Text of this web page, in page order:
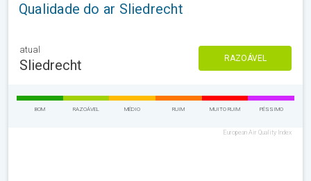
Qualidade do ar Sliedrecht
atual
Sliedrecht RAZOÁVEL
BOM RAZOÁVEL MÉDIO RUIM MUITO RUIM PÉSSIMO
European Air Quality Index